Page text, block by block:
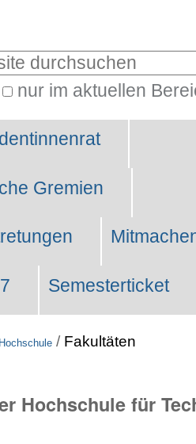
nur im aktuellen
Gremien
Semesterticket
Hochschule / Fakultäten
Hochschule für